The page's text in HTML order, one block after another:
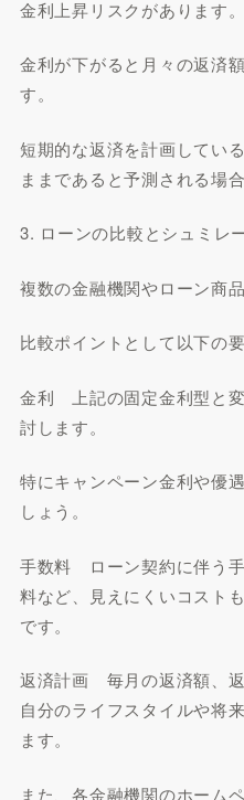
金利上昇リスクがあります。
金利が下がると月々の返済
す。
短期的な返済を計画してい
ままであると予測される場
3. ローンの比較とシュミレ
複数の金融機関やローン商
比較ポイントとして以下の
金利 上記の固定金利型と
討します。
特にキャンペーン金利や優
しょう。
手数料 ローン契約に伴う
料など、見えにくいコスト
です。
返済計画 毎月の返済額、返
自分のライフスタイルや将
ます。
また、各金融機関のホーム